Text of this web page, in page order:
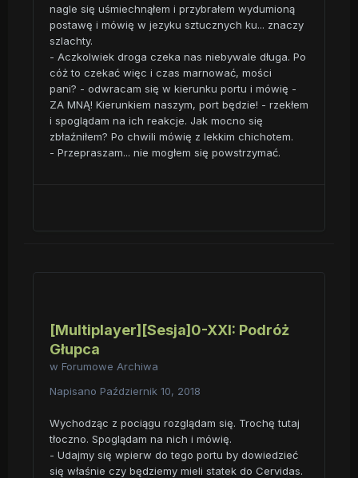
nagle się uśmiechnąłem i przybrałem wydumioną
postawę i mówię w jezyku sztucznych ku... znaczy
szlachty.
- Aczkolwiek droga czeka nas niebywale długa. Po
cóż to czekać więc i czas marnować, mości
pani? - odwracam się w kierunku portu i mówię -
ZA MNĄ! Kierunkiem naszym, port będzie! - rzekłem
i spoglądam na ich reakcje. Jak mocno się
zbłaźniłem? Po chwili mówię z lekkim chichotem.
- Przepraszam... nie mogłem się powstrzymać.
[Multiplayer][Sesja]0-XXI: Podróż
Głupca
w Forumowe Archiwa
Napisano Październik 10, 2018
Wychodząc z pociągu rozglądam się. Trochę tutaj
tłoczno. Spoglądam na nich i mówię.
- Udajmy się wpierw do tego portu by dowiedzieć
się właśnie czy będziemy mieli statek do Cervidas.